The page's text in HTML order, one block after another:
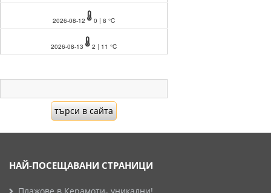
2026-08-12 0 | 8 °C
2026-08-13 2 | 11 °C
НАЙ-ПОСЕЩАВАНИ СТРАНИЦИ